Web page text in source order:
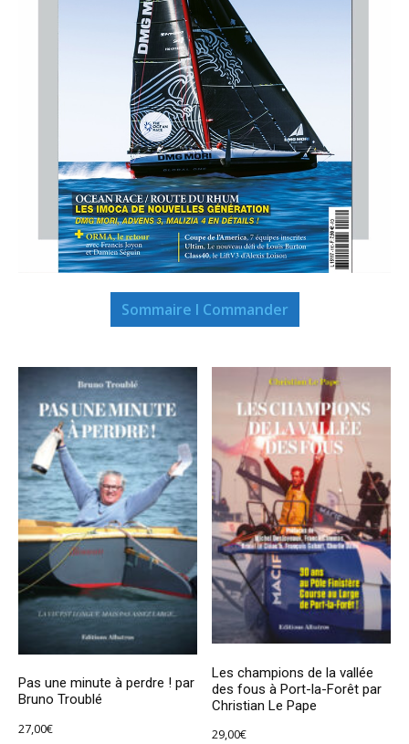
Sommaire I Commander
Pas une minute à perdre ! par
Bruno Troublé
27,00€
Les champions de la vallée
des fous à Port-la-Forêt par
Christian Le Pape
29,00€